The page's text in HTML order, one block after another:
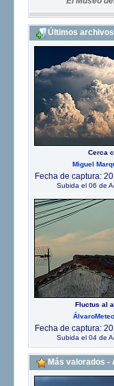
Últimos archivos
Cerca
Miguel
Fecha de captura:
Subida el 06 de
Fluctus al
Fecha de captura:
Subida el 04 de
Más valorados -